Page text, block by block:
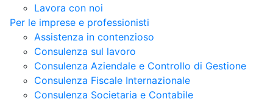
Lavora con noi
Per le imprese e professionisti
Assistenza in contenzioso
Consulenza sul lavoro
Consulenza Aziendale e Controllo di Gestione
Consulenza Fiscale Internazionale
Consulenza Societaria e Contabile